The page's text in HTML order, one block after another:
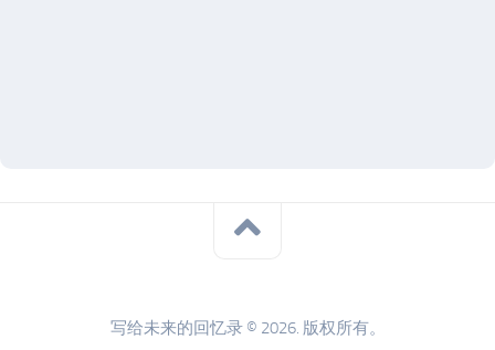
写给未来的回忆录 © 2026. 版权所有。